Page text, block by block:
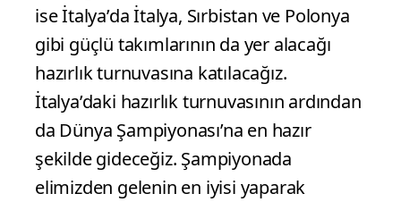
ise İtalya’da İtalya, Sırbistan ve Polonya
gibi güçlü takımlarının da yer alacağı
hazırlık turnuvasına katılacağız.
İtalya’daki hazırlık turnuvasının ardından
da Dünya Şampiyonası’na en hazır
şekilde gideceğiz. Şampiyonada
elimizden gelenin en iyisi yaparak